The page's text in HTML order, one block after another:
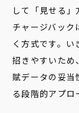
して「見せる」
チャージバック
く方式です。
招きやすいため
賦データの妥当
る段階的アプロ